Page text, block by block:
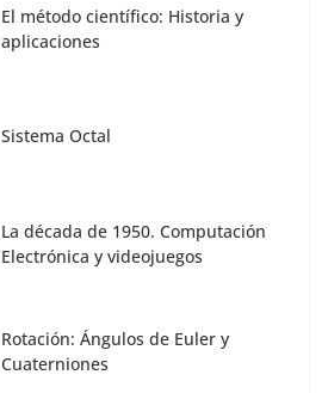
El método científico: Historia y
aplicaciones
Sistema Octal
La década de 1950. Computación
Electrónica y videojuegos
Rotación: Ángulos de Euler y
Cuaterniones